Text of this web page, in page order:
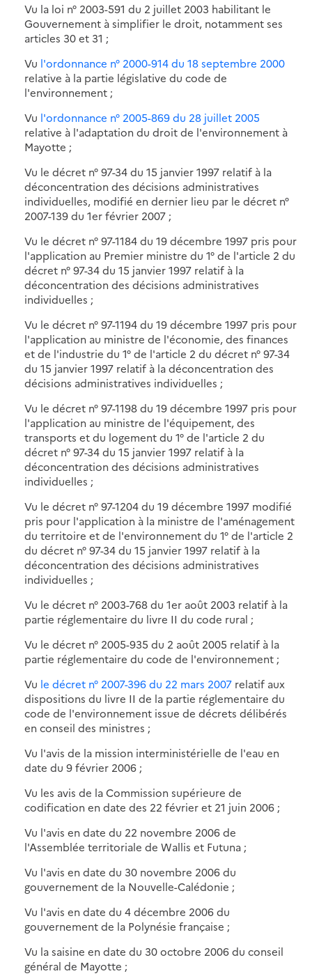
Vu la loi n° 2003-591 du 2 juillet 2003 habilitant le
Gouvernement à simplifier le droit, notamment ses
articles 30 et 31 ;
Vu l'ordonnance n° 2000-914 du 18 septembre 2000
relative à la partie législative du code de
l'environnement ;
Vu l'ordonnance n° 2005-869 du 28 juillet 2005
relative à l'adaptation du droit de l'environnement à
Mayotte ;
Vu le décret n° 97-34 du 15 janvier 1997 relatif à la
déconcentration des décisions administratives
individuelles, modifié en dernier lieu par le décret n°
2007-139 du 1er février 2007 ;
Vu le décret n° 97-1184 du 19 décembre 1997 pris pour
l'application au Premier ministre du 1° de l'article 2 du
décret n° 97-34 du 15 janvier 1997 relatif à la
déconcentration des décisions administratives
individuelles ;
Vu le décret n° 97-1194 du 19 décembre 1997 pris pour
l'application au ministre de l'économie, des finances
et de l'industrie du 1° de l'article 2 du décret n° 97-34
du 15 janvier 1997 relatif à la déconcentration des
décisions administratives individuelles ;
Vu le décret n° 97-1198 du 19 décembre 1997 pris pour
l'application au ministre de l'équipement, des
transports et du logement du 1° de l'article 2 du
décret n° 97-34 du 15 janvier 1997 relatif à la
déconcentration des décisions administratives
individuelles ;
Vu le décret n° 97-1204 du 19 décembre 1997 modifié
pris pour l'application à la ministre de l'aménagement
du territoire et de l'environnement du 1° de l'article 2
du décret n° 97-34 du 15 janvier 1997 relatif à la
déconcentration des décisions administratives
individuelles ;
Vu le décret n° 2003-768 du 1er août 2003 relatif à la
partie réglementaire du livre II du code rural ;
Vu le décret n° 2005-935 du 2 août 2005 relatif à la
partie réglementaire du code de l'environnement ;
Vu le décret n° 2007-396 du 22 mars 2007 relatif aux
dispositions du livre II de la partie réglementaire du
code de l'environnement issue de décrets délibérés
en conseil des ministres ;
Vu l'avis de la mission interministérielle de l'eau en
date du 9 février 2006 ;
Vu les avis de la Commission supérieure de
codification en date des 22 février et 21 juin 2006 ;
Vu l'avis en date du 22 novembre 2006 de
l'Assemblée territoriale de Wallis et Futuna ;
Vu l'avis en date du 30 novembre 2006 du
gouvernement de la Nouvelle-Calédonie ;
Vu l'avis en date du 4 décembre 2006 du
gouvernement de la Polynésie française ;
Vu la saisine en date du 30 octobre 2006 du conseil
général de Mayotte ;